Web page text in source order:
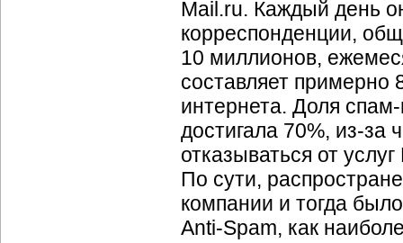
Mail.ru. Каждый день
корреспонденции,
10 миллионов,
составляет примерно
интернета. Доля
достигала 70%, из-за
отказываться от
По сути,
компании и тогда
Anti-Spam, как